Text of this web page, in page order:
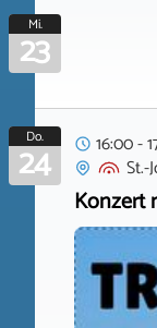
Mi.
23
Do.
24
16:00 -
St.-
Konzert